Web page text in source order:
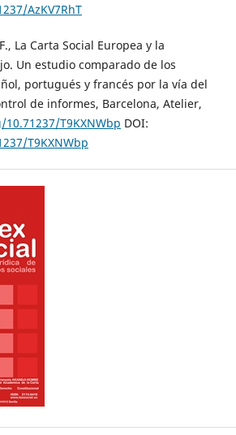
AzKV7RhT
La Carta Social Europea y la
Un estudio comparado de los
portugués y francés por la vía del
de informes, Barcelona, Atelier,
T9KXNWbp DOI:
T9KXNWbp